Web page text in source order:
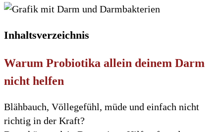
Inhaltsverzeichnis
Warum Probiotika allein deinem Darm
nicht helfen
Blähbauch, Völlegefühl, müde und einfach nicht
richtig in der Kraft?